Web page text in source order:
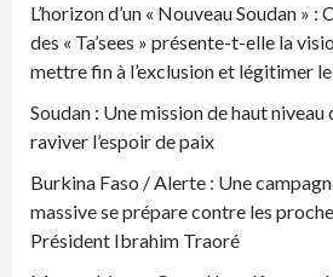
L’horizon d’un « Nouveau Soudan » :
des « Ta’sees » présente-t-elle la
mettre fin à l’exclusion et légitimer
Soudan : Une mission de haut niveau
raviver l’espoir de paix
Burkina Faso / Alerte : Une
massive se prépare contre les
Président Ibrahim Traoré